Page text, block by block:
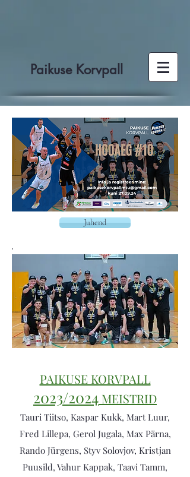
Paikuse Korvpall
Juhend
PAIKUSE KORVPALL
2023/2024 MEISTRID
Tauri Tiitso, Kaspar Kukk, Mart Luur,
Fred Lillepa, Gerol Jugala, Max Pärna,
Rando Jürgens, Styv Solovjov, Kristjan
Puusild, Vahur Kappak, Taavi Tamm,